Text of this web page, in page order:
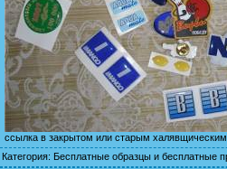
ссылка в закрытом или старым
Категория: Бесплатные образцы и бесплатные